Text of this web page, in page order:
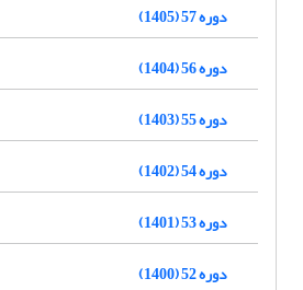
دوره 57 (1405)
دوره 56 (1404)
دوره 55 (1403)
دوره 54 (1402)
دوره 53 (1401)
دوره 52 (1400)